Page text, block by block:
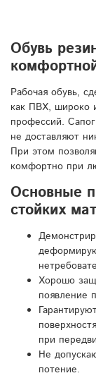
Обувь
Рабочая обувь,
как ПВХ, широко
профессий.
не доставляют
При этом
комфортно при
Основные
стойких
Хорошо
появление
при
Не
потение.